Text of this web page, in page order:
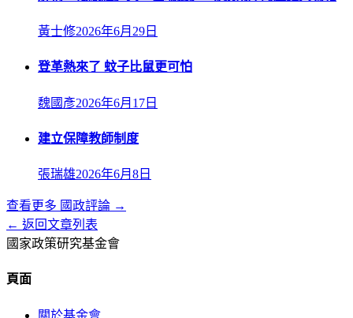
黃士修2026年6月29日
登革熱來了 蚊子比鼠更可怕
魏國彥2026年6月17日
建立保障教師制度
張瑞雄2026年6月8日
查看更多 國政評論 →
← 返回文章列表
國家政策研究基金會
頁面
關於基金會